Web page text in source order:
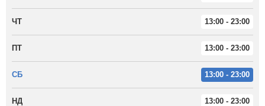
ЧТ 13:00 - 23:00
ПТ 13:00 - 23:00
СБ 13:00 - 23:00
НД 13:00 - 23:00